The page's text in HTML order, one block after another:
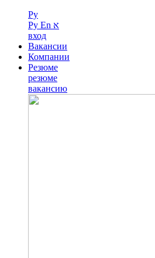
Ру
Ру En א
вход
Вакансии
Компании
Резюме
резюме
вакансию